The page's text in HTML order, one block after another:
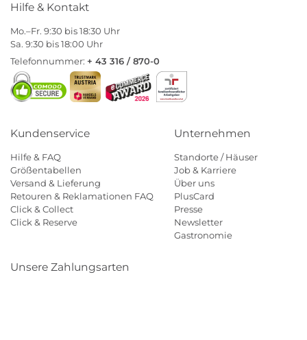
Hilfe & Kontakt
Mo.–Fr. 9:30 bis 18:30 Uhr
Sa. 9:30 bis 18:00 Uhr
Telefonnummer: + 43 316 / 870-0
Kundenservice
Hilfe & FAQ
Größentabellen
Versand & Lieferung
Retouren & Reklamationen FAQ
Click & Collect
Click & Reserve
Unternehmen
Standorte / Häuser
Job & Karriere
Über uns
PlusCard
Presse
Newsletter
Gastronomie
Unsere Zahlungsarten